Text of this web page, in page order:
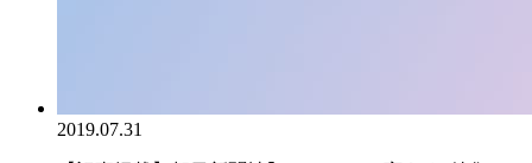
2019.07.31